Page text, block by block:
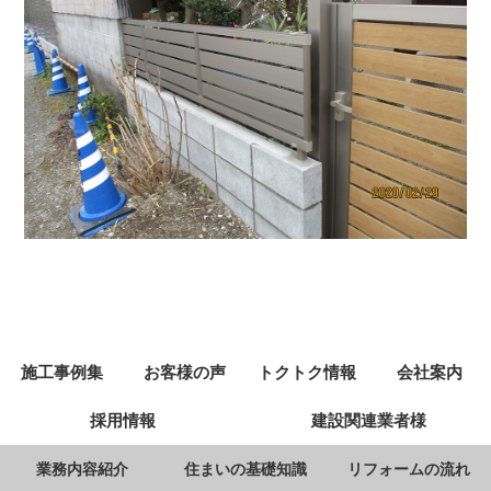
施工事例集 お客様の声 トクトク情報 会社案内
採用情報 建設関連業者様
業務内容紹介 住まいの基礎知識 リフォームの流れ